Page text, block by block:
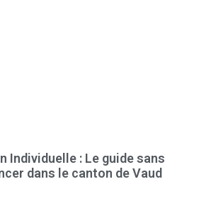
Individuelle : Le guide sans
dans le canton de Vaud